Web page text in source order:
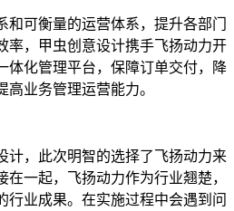
可衡量的运营体系，提升各部门
率，甲虫创意设计携手飞扬动力开
体化管理平台，保障订单交付，降
业务管理运营能力。
计，此次明智的选择了飞扬动力来
一起，飞扬动力作为行业翘楚，
行业成果。在实施过程中会遇到问